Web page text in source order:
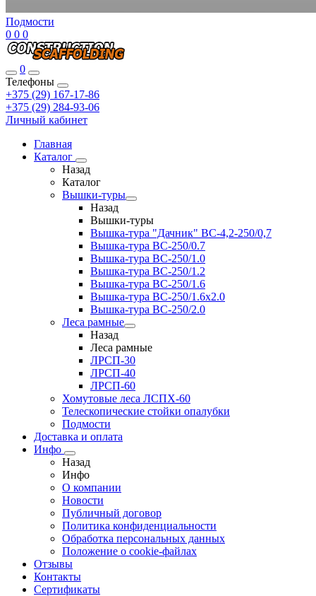
Подмости
0 0 0
0
Телефоны
+375 (29) 167-17-86
+375 (29) 284-93-06
Личный кабинет
Главная
Каталог
Назад
Каталог
Вышки-туры
Назад
Вышки-туры
Вышка-тура "Дачник" ВС-4,2-250/0,7
Вышка-тура ВС-250/0.7
Вышка-тура ВС-250/1.0
Вышка-тура ВС-250/1.2
Вышка-тура ВС-250/1.6
Вышка-тура ВС-250/1.6х2.0
Вышка-тура ВС-250/2.0
Леса рамные
Назад
Леса рамные
ЛРСП-30
ЛРСП-40
ЛРСП-60
Хомутовые леса ЛСПХ-60
Телескопические стойки опалубки
Подмости
Доставка и оплата
Инфо
Назад
Инфо
О компании
Новости
Публичный договор
Политика конфиденциальности
Обработка персональных данных
Положение о cookie-файлах
Отзывы
Контакты
Сертификаты